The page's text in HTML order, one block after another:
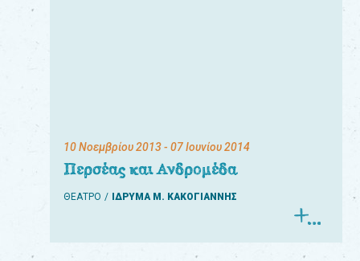
10 Νοεμβρίου 2013- 07 Ιουνίου 2014
Περσέας και Ανδρομέδα
ΘΕΑΤΡΟ ΙΔΡΥΜΑ Μ. ΚΑΚΟΓΙΑΝΝΗΣ